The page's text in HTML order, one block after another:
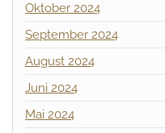
Oktober 2024
September 2024
August 2024
Juni 2024
Mai 2024